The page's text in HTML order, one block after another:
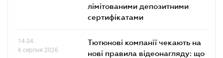
лімітованими депозитними
сертифікатами
14.04
6 серпня 2026
Тютюнові компанії чекають на
нові правила відеонагляду: що